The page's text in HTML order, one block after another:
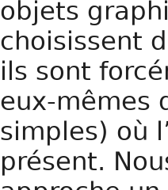
objets
choisissent
ils sont
eux-mêmes
simples) où
présent.